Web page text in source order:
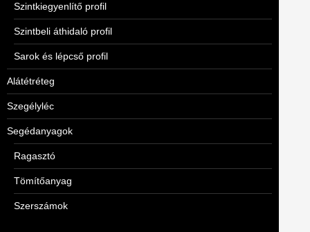
Szintkiegyenlítő profil
Szintbeli áthidaló profil
Sarok és lépcső profil
Alátétréteg
Szegélyléc
Segédanyagok
Ragasztó
Tömítőanyag
Szerszámok